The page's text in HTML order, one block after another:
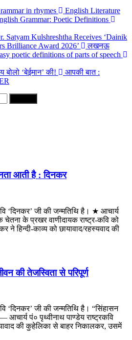
in rhymes
English Literature
Grammar: Poetic Definitions
Satyam Kulshreshtha Receives ‘Dainik
Brilliance Award 2026’
लखनऊ
poetic definitions of parts of speech
बोलो ‘बेईमान’ की!
आपकी बात :
आती है : दिनकर
जी की जन्मतिथि है। ★ आचार्य
चेतना के प्रखर वाणीदायक राष्ट्र-कवि को
ने हिन्दी-काव्य को छायावाद/रहस्यवाद की
की तेजस्विता से परिपूर्ण
जी की जन्मतिथि है। “सिंहासन
पं० पृथ्वीनाथ पाण्डेय राष्ट्रकवि
की कुहेलिका से बाहर निकालकर, उसमें